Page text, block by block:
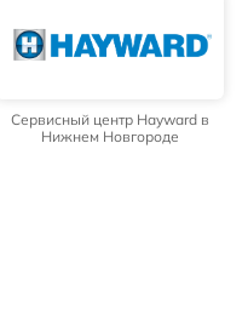
Сервисный центр Hayward в
Нижнем Новгороде